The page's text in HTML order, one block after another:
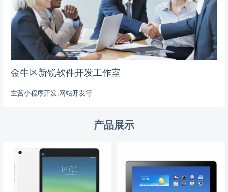
金牛区新锐软件开发工作室
主营小程序开发,网站开发等
产品展示